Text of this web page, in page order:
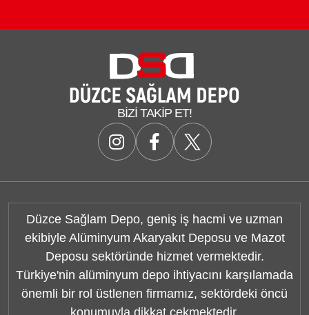
BIZI TAKIP ET!
Düzce Sağlam Depo, geniş iş hacmi ve uzman
ekibiyle Alüminyum Akaryakıt Deposu ve Mazot
Deposu sektöründe hizmet vermektedir.
Türkiye'nin alüminyum depo ihtiyacını karşılamada
önemli bir rol üstlenen firmamız, sektördeki öncü